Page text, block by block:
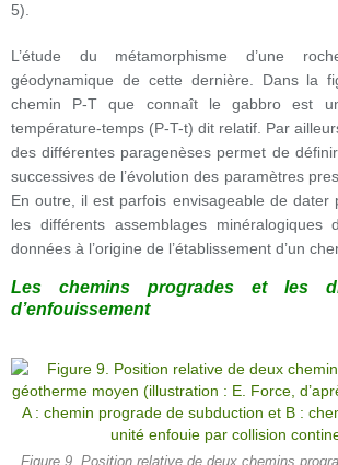
5).
L’étude du métamorphisme d’une
géodynamique de cette dernière. Dans la
chemin P-T que connaît le gabbro est
température-temps (P-T-t) dit relatif. Par
des différentes paragenèses permet de
successives de l’évolution des paramètres
En outre, il est parfois envisageable de dater
les différents assemblages minéralogiques
données à l’origine de l’établissement d’un
Les chemins progrades et les
d’enfouissement
Figure 9. Position relative de deux chemins